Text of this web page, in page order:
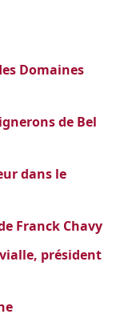
Domaines
de Bel
dans le
Franck Chavy
président